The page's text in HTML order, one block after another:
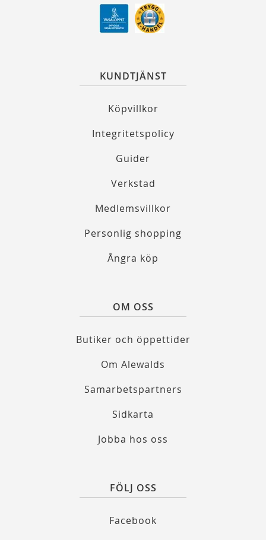
KUNDTJÄNST
Köpvillkor
Integritetspolicy
Guider
Verkstad
Medlemsvillkor
Personlig shopping
Ångra köp
OM OSS
Butiker och öppettider
Om Alewalds
Samarbetspartners
Sidkarta
Jobba hos oss
FÖLJ OSS
Facebook